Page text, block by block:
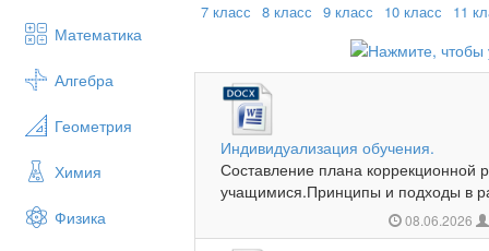
Математика
Алгебра
Геометрия
Химия
Физика
7 класс 8 класс 9 класс 10 класс 11
Индивидуализация обучения.
Составление плана коррекционной
учащимися.Принципы и подходы в
08.06.2026